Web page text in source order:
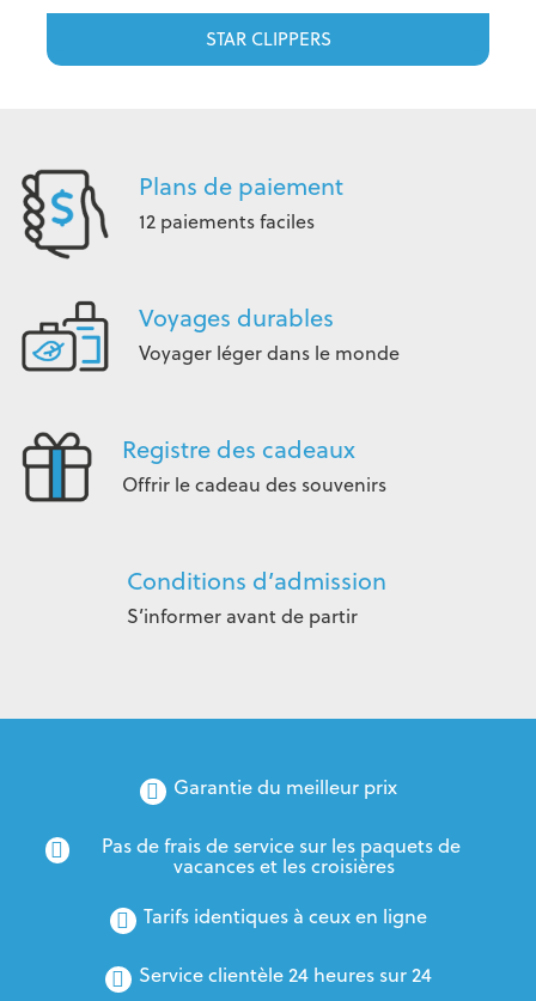
STAR CLIPPERS
Plans de paiement
12 paiements faciles
Voyages durables
Voyager léger dans le monde
Registre des cadeaux
Offrir le cadeau des souvenirs
Conditions d’admission
S’informer avant de partir
Garantie du meilleur prix
Pas de frais de service sur les paquets de
vacances et les croisières
Tarifs identiques à ceux en ligne
Service clientèle 24 heures sur 24